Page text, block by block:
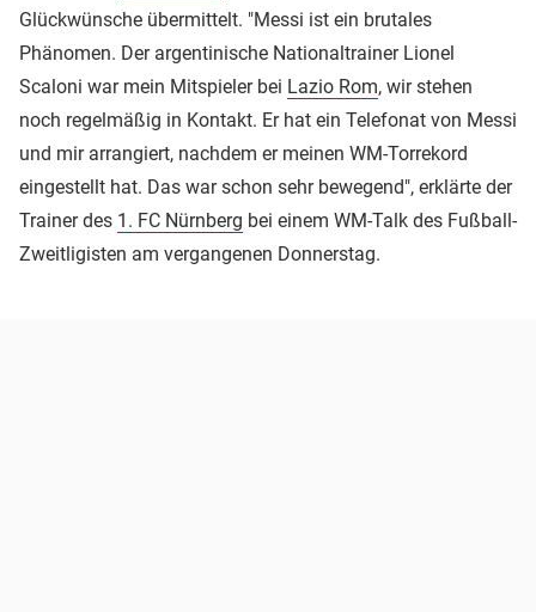
Glückwünsche übermittelt. "Messi ist ein brutales
Phänomen. Der argentinische Nationaltrainer Lionel
Scaloni war mein Mitspieler bei Lazio Rom, wir stehen
noch regelmäßig in Kontakt. Er hat ein Telefonat von Messi
und mir arrangiert, nachdem er meinen WM-Torrekord
eingestellt hat. Das war schon sehr bewegend", erklärte der
Trainer des 1. FC Nürnberg bei einem WM-Talk des Fußball-
Zweitligisten am vergangenen Donnerstag.